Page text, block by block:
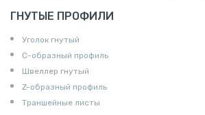
ГНУТЫЕ ПРОФИЛИ
Уголок гнутый
С-образный профиль
Швеллер гнутый
Z-образный профиль
Траншейные листы